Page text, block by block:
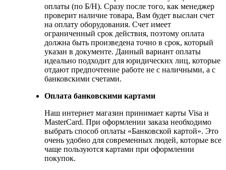
оплаты (по Б/Н). Сразу после того, как менеджер
проверит наличие товара, Вам будет выслан счет
на оплату оборудования. Счет имеет
ограниченный срок действия, поэтому оплата
должна быть произведена точно в срок, который
указан в документе. Данный вариант оплаты
идеально подходит для юридических лиц, которые
отдают предпочтение работе не с наличными, а с
банковскими счетами.
Оплата банковскими картами
Наш интернет магазин принимает карты Visa и
MasterCard. При оформлении заказа необходимо
выбрать способ оплаты «Банковской картой». Это
очень удобно для современных людей, которые все
чаще пользуются картами при оформлении
покупок.